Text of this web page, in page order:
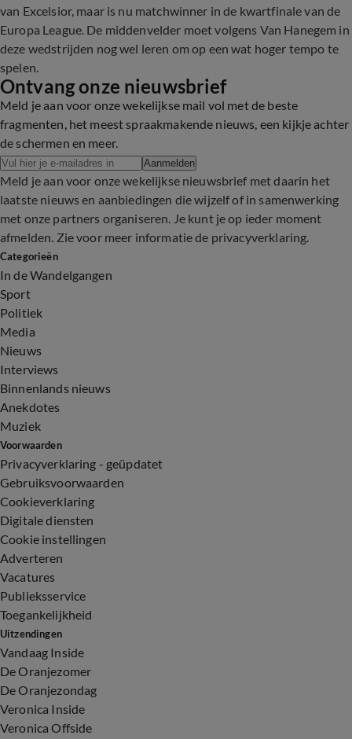
van Excelsior, maar is nu matchwinner in de kwartfinale van de
Europa League. De middenvelder moet volgens Van Hanegem in
deze wedstrijden nog wel leren om op een wat hoger tempo te
spelen.
Ontvang onze nieuwsbrief
Meld je aan voor onze wekelijkse mail vol met de beste
fragmenten, het meest spraakmakende nieuws, een kijkje achter
de schermen en meer.
Aanmelden
Meld je aan voor onze wekelijkse nieuwsbrief met daarin het
laatste nieuws en aanbiedingen die wijzelf of in samenwerking
met onze partners organiseren. Je kunt je op ieder moment
afmelden. Zie voor meer informatie de privacyverklaring.
Categorieën
In de Wandelgangen
Sport
Politiek
Media
Nieuws
Interviews
Binnenlands nieuws
Anekdotes
Muziek
Voorwaarden
Privacyverklaring - geüpdatet
Gebruiksvoorwaarden
Cookieverklaring
Digitale diensten
Cookie instellingen
Adverteren
Vacatures
Publieksservice
Toegankelijkheid
Uitzendingen
Vandaag Inside
De Oranjezomer
De Oranjezondag
Veronica Inside
Veronica Offside